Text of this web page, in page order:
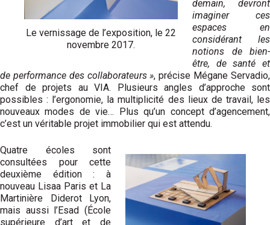
Le vernissage de l’exposition, le 22
novembre 2017.
demain, devront
imaginer ces
espaces en
considérant les
notions de bien-
être, de santé et
de performance des collaborateurs », précise Mégane Servadio,
chef de projets au VIA. Plusieurs angles d’approche sont
possibles : l’ergonomie, la multiplicité des lieux de travail, les
nouveaux modes de vie… Plus qu’un concept d’agencement,
c’est un véritable projet immobilier qui est attendu.
Quatre écoles sont
consultées pour cette
deuxième édition : à
nouveau Lisaa Paris et La
Martinière Diderot Lyon,
mais aussi l’Esad (École
supérieure d’art et de